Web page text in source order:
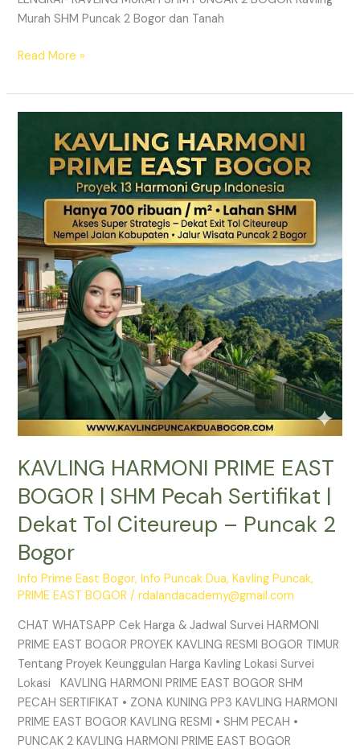
Murah SHM Puncak 2 Bogor dan Tanah
Read More »
KAVLING HARMONI PRIME EAST
BOGOR | SHM Pecah Sertifikat |
Dekat Tol Citeureup – Puncak 2
Bogor
Info Prime East Bogor,Info Puncak Dua,Kavling Puncak,
PRIME EAST BOGOR /rdalandacademy@gmail.com
CHAT WHATSAPP Cek Harga & Jadwal Survei HARMONI
PRIME EAST BOGOR PROYEK KAVLING RESMI BOGOR TIMUR
Tentang Proyek Keunggulan Harga Kavling Lokasi Survei
Lokasi KAVLING HARMONI PRIME EAST BOGOR SHM
PECAH SERTIFIKAT • ZONA KUNING PP3 KAVLING HARMONI
PRIME EAST BOGOR KAVLING RESMI • SHM PECAH •
PUNCAK 2 KAVLING HARMONI PRIME EAST BOGOR
HARMONI
BOGOR
|
SHM
Pecah
Sertifikat
|
Dekat
Tol
Citeureup
–
Puncak
2